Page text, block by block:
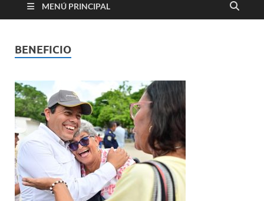
MENÚ PRINCIPAL
BENEFICIO